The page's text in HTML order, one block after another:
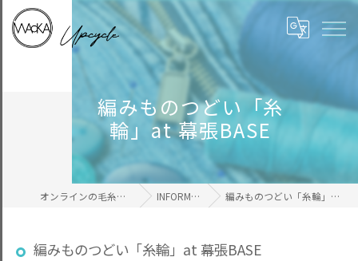
編みものつどい「糸
輪」at 幕張BASE
オンラインの毛糸ならWAcKA INFORMATION 編みものつどい「糸輪」at 幕張BASE
編みものつどい「糸輪」at 幕張BASE